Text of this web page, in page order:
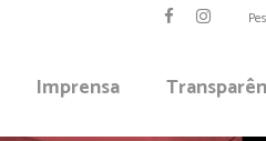
Imprensa